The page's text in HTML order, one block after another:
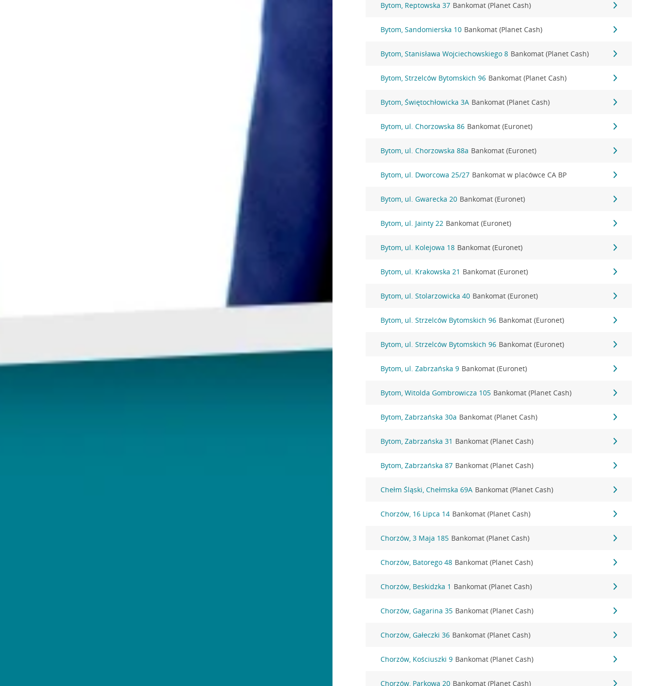
Bytom, Reptowska 37 Bankomat (Planet Cash)
Bytom, Sandomierska 10 Bankomat (Planet Cash)
Bytom, Stanisława Wojciechowskiego 8 Bankomat (Planet Cash)
Bytom, Strzelców Bytomskich 96 Bankomat (Planet Cash)
Bytom, Świętochłowicka 3A Bankomat (Planet Cash)
Bytom, ul. Chorzowska 86 Bankomat (Euronet)
Bytom, ul. Chorzowska 88a Bankomat (Euronet)
Bytom, ul. Dworcowa 25/27 Bankomat w placówce CA BP
Bytom, ul. Gwarecka 20 Bankomat (Euronet)
Bytom, ul. Jainty 22 Bankomat (Euronet)
Bytom, ul. Kolejowa 18 Bankomat (Euronet)
Bytom, ul. Krakowska 21 Bankomat (Euronet)
Bytom, ul. Stolarzowicka 40 Bankomat (Euronet)
Bytom, ul. Strzelców Bytomskich 96 Bankomat (Euronet)
Bytom, ul. Strzelców Bytomskich 96 Bankomat (Euronet)
Bytom, ul. Zabrzańska 9 Bankomat (Euronet)
Bytom, Witolda Gombrowicza 105 Bankomat (Planet Cash)
Bytom, Zabrzańska 30a Bankomat (Planet Cash)
Bytom, Zabrzańska 31 Bankomat (Planet Cash)
Bytom, Zabrzańska 87 Bankomat (Planet Cash)
Chełm Śląski, Chełmska 69A Bankomat (Planet Cash)
Chorzów, 16 Lipca 14 Bankomat (Planet Cash)
Chorzów, 3 Maja 185 Bankomat (Planet Cash)
Chorzów, Batorego 48 Bankomat (Planet Cash)
Chorzów, Beskidzka 1 Bankomat (Planet Cash)
Chorzów, Gagarina 35 Bankomat (Planet Cash)
Chorzów, Gałeczki 36 Bankomat (Planet Cash)
Chorzów, Kościuszki 9 Bankomat (Planet Cash)
Chorzów, Parkowa 20 Bankomat (Planet Cash)